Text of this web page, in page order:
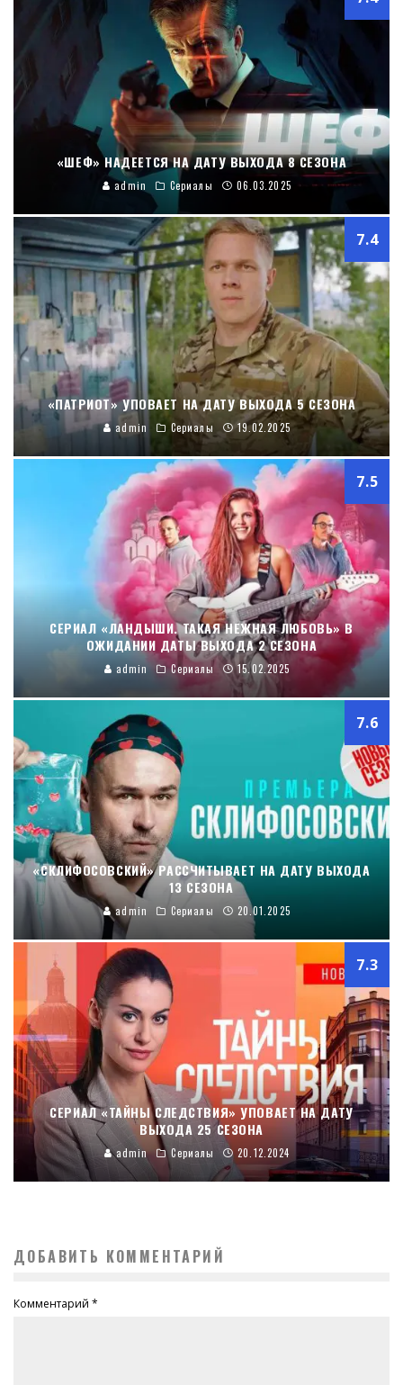
«ШЕФ» НАДЕЕТСЯ НА ДАТУ ВЫХОДА 8 СЕЗОНА
admin Сериалы 06.03.2025
7.4
«ПАТРИОТ» УПОВАЕТ НА ДАТУ ВЫХОДА 5 СЕЗОНА
admin Сериалы 19.02.2025
7.5
СЕРИАЛ «ЛАНДЫШИ. ТАКАЯ НЕЖНАЯ ЛЮБОВЬ» В
ОЖИДАНИИ ДАТЫ ВЫХОДА 2 СЕЗОНА
admin Сериалы 15.02.2025
7.6
«СКЛИФОСОВСКИЙ» РАССЧИТЫВАЕТ НА ДАТУ ВЫХОДА
13 СЕЗОНА
admin Сериалы 20.01.2025
7.3
СЕРИАЛ «ТАЙНЫ СЛЕДСТВИЯ» УПОВАЕТ НА ДАТУ
ВЫХОДА 25 СЕЗОНА
admin Сериалы 20.12.2024
ДОБАВИТЬ КОММЕНТАРИЙ
Комментарий *